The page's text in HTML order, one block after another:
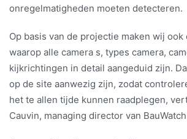
onregelmatigheden moeten detecteren.
Op basis van de projectie maken wij
waarop alle camera s, types camera,
kijkrichtingen in detail aangeduid zijn.
op de site aanwezig zijn, zodat
het te allen tijde kunnen raadplegen,
Cauvin, managing director van